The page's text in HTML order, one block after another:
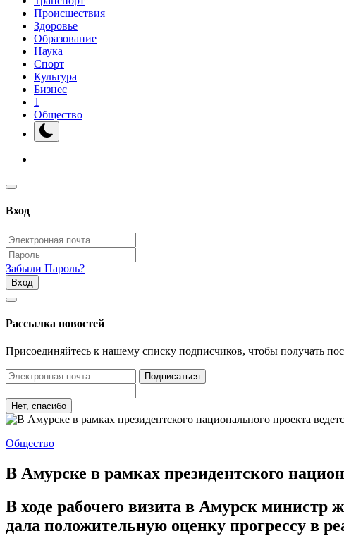
Происшествия
Здоровье
Образование
Наука
Спорт
Культура
Бизнес
1
Общество
Вход
Забыли Пароль?
Вход
Рассылка новостей
Присоединяйтесь к нашему списку подписчиков, чтобы получать
Подписаться
Нет, спасибо
Общество
В Амурске в рамках президентского
В ходе рабочего визита в Амурск
дала положительную оценку прогрессу в